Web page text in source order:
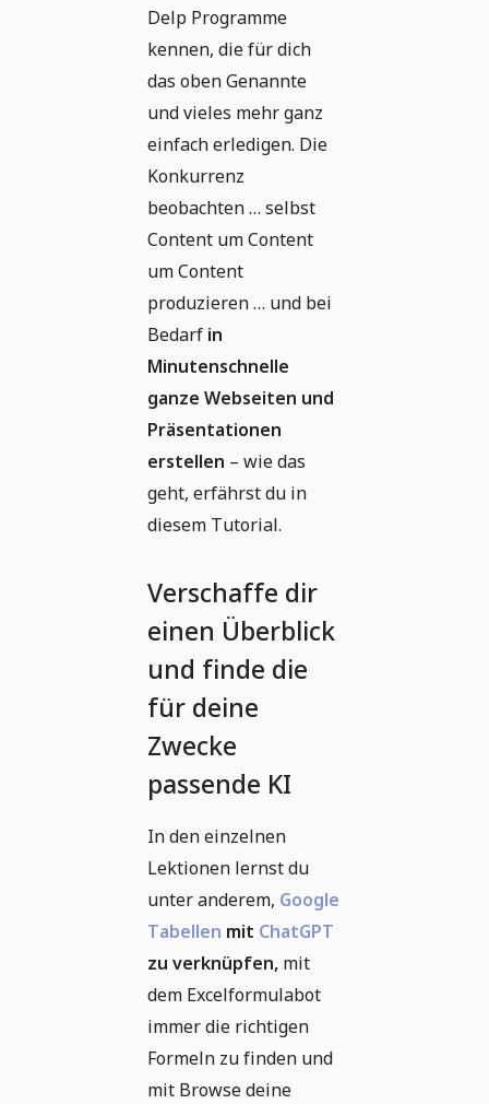
Delp Programme
kennen, die für dich
das oben Genannte
und vieles mehr ganz
einfach erledigen. Die
Konkurrenz
beobachten … selbst
Content um Content
um Content
produzieren … und bei
Bedarf in
Minutenschnelle
ganze Webseiten und
Präsentationen
erstellen – wie das
geht, erfährst du in
diesem Tutorial.
Verschaffe dir
einen Überblick
und finde die
für deine
Zwecke
passende KI
In den einzelnen
Lektionen lernst du
unter anderem, Google
Tabellen mit ChatGPT
zu verknüpfen, mit
dem Excelformulabot
immer die richtigen
Formeln zu finden und
mit Browse deine